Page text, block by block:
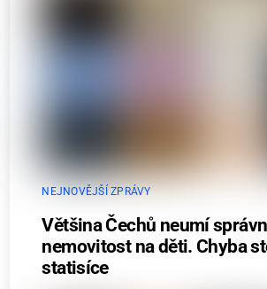
NEJNOVĚJŠÍ ZPRÁVY
Většina Čechů neumí
nemovitost na děti. Chyba
statisíce